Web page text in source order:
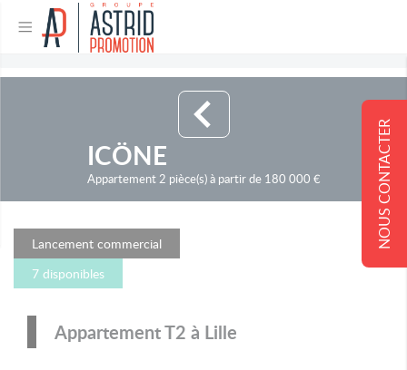
NOUS CONTACTER
ICÖNE
Appartement 2 pièce(s) à partir de 180 000 €
Lancement commercial
7 disponibles
Appartement T2 à Lille